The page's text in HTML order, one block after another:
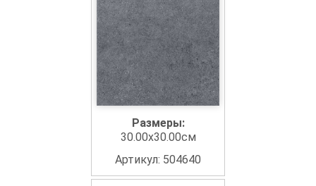
Размеры:
30.00x30.00см
Артикул: 504640